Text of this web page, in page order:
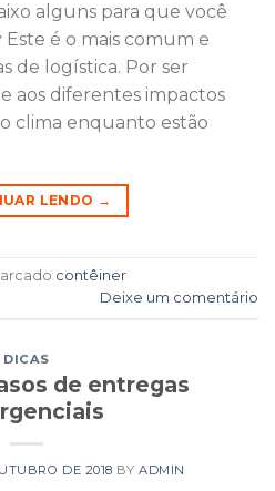
alguns para que você
é o mais comum e
de logística. Por ser
aos diferentes impactos
clima enquanto estão
LENDO →
contêiner
Deixe um comentário
DICAS
de entregas
DE 2018 BYADMIN